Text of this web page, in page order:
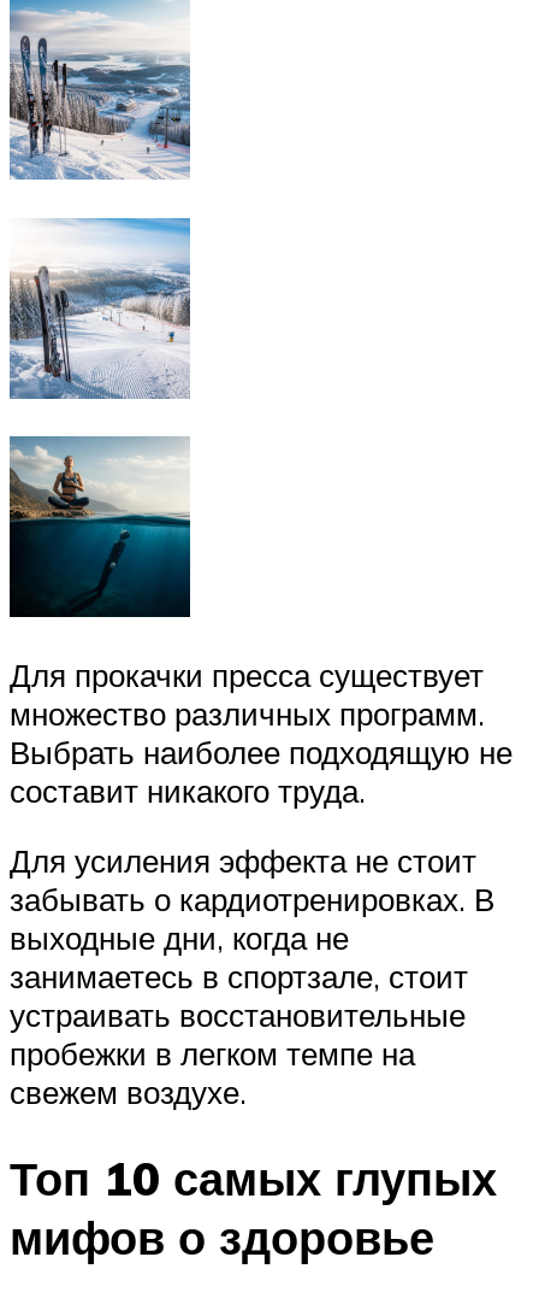
Для прокачки пресса существует
множество различных программ.
Выбрать наиболее подходящую не
составит никакого труда.
Для усиления эффекта не стоит
забывать о кардиотренировках. В
выходные дни, когда не
занимаетесь в спортзале, стоит
устраивать восстановительные
пробежки в легком темпе на
свежем воздухе.
Топ 10 самых глупых
мифов о здоровье